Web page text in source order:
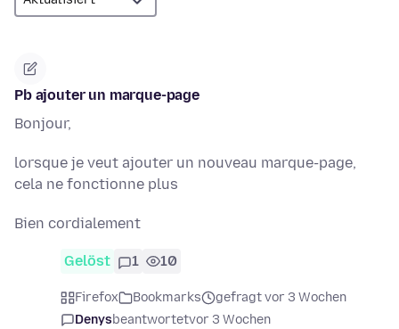
Pb ajouter un marque-page
Bonjour,
lorsque je veut ajouter un nouveau marque-page,
cela ne fonctionne plus
Bien cordialement
Gelöst 1 10
Firefox Bookmarks
gefragt vor 3 Wochen
Denysbeantwortetvor 3 Wochen